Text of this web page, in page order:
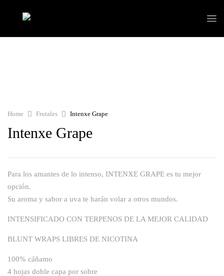
Home Frutales Intenxe Grape
Intenxe Grape
Para los amantes de lo intenso, INTENXE GRAPE es tu mejor
opción.
Su aroma y sabor a uva te harán volar a otros mundos.
INTENSIFICADO CON TERPENOS DE LA MEJOR CALIDAD
BLUNT WRAPS LIBRES DE NICOTINA
100% cáñamo
4 hojas doble capa por sobre